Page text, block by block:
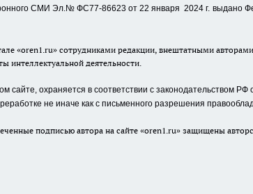
СМИ Эл.№ ФС77-86623 от 22 января 2024 г. выдано
«oren1.ru» сотрудниками редакции, внештатными
интеллектуальной деятельности.
охраняется в соответствии с законодательством
не иначе как с письменного разрешения
подписью автора на сайте «oren1.ru» защищены